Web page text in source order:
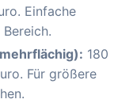
Einfache
180
Für größere